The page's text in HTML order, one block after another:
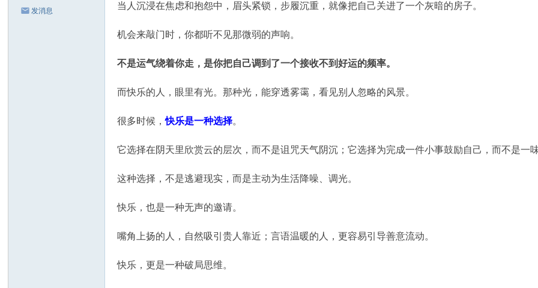
发消息
当人沉浸在焦虑和抱怨中，眉头紧锁，步履沉重，就像把自己关进了一个灰暗的房子。
机会来敲门时，你都听不见那微弱的声响。
不是运气绕着你走，是你把自己调到了一个接收不到好运的频率。
而快乐的人，眼里有光。那种光，能穿透雾霭，看见别人忽略的风景。
很多时候，快乐是一种选择。
它选择在阴天里欣赏云的层次，而不是诅咒天气阴沉；它选择为完成一件小事鼓励自己，而不是一
这种选择，不是逃避现实，而是主动为生活降噪、调光。
快乐，也是一种无声的邀请。
嘴角上扬的人，自然吸引贵人靠近；言语温暖的人，更容易引导善意流动。
快乐，更是一种破局思维。